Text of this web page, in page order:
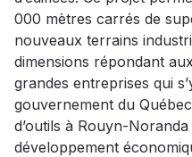
000 mètres carrés de
nouveaux terrains
dimensions répondant
grandes entreprises qui
gouvernement du
d’outils à Rouyn-
développement